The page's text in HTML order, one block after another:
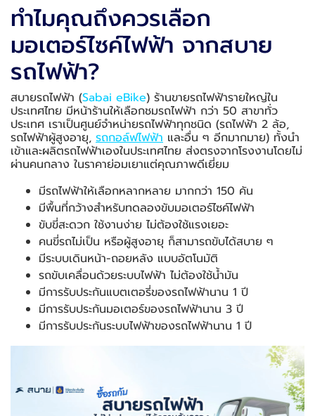
ทำไมคุณถึงควรเลือก
มอเตอร์ไซค์ไฟฟ้า จากสบาย
รถไฟฟ้า?
สบายรถไฟฟ้า (Sabai eBike) ร้านขายรถไฟฟ้ารายใหญ่ใน
ประเทศไทย มีหน้าร้านให้เลือกชมรถไฟฟ้า กว่า 50 สาขาทั่ว
ประเทศ เราเป็นศูนย์จำหน่ายรถไฟฟ้าทุกชนิด (รถไฟฟ้า 2 ล้อ,
รถไฟฟ้าผู้สูงอายุ, รถกอล์ฟไฟฟ้า และอื่น ๆ อีกมากมาย) ทั้งนำ
เข้าและผลิตรถไฟฟ้าเองในประเทศไทย ส่งตรงจากโรงงานโดยไม่
ผ่านคนกลาง ในราคาย่อมเยาแต่คุณภาพดีเยี่ยม
มีรถไฟฟ้าให้เลือกหลากหลาย มากกว่า 150 คัน
มีพื้นที่กว้างสำหรับทดลองขับมอเตอร์ไซค์ไฟฟ้า
ขับขี่สะดวก ใช้งานง่าย ไม่ต้องใช้แรงเยอะ
คนขี่รถไม่เป็น หรือผู้สูงอายุ ก็สามารถขับได้สบาย ๆ
มีระบบเดินหน้า-ถอยหลัง แบบอัตโนมัติ
รถขับเคลื่อนด้วยระบบไฟฟ้า ไม่ต้องใช้น้ำมัน
มีการรับประกันแบตเตอรี่ของรถไฟฟ้านาน 1 ปี
มีการรับประกันมอเตอร์ของรถไฟฟ้านาน 3 ปี
มีการรับประกันระบบไฟฟ้าของรถไฟฟ้านาน 1 ปี